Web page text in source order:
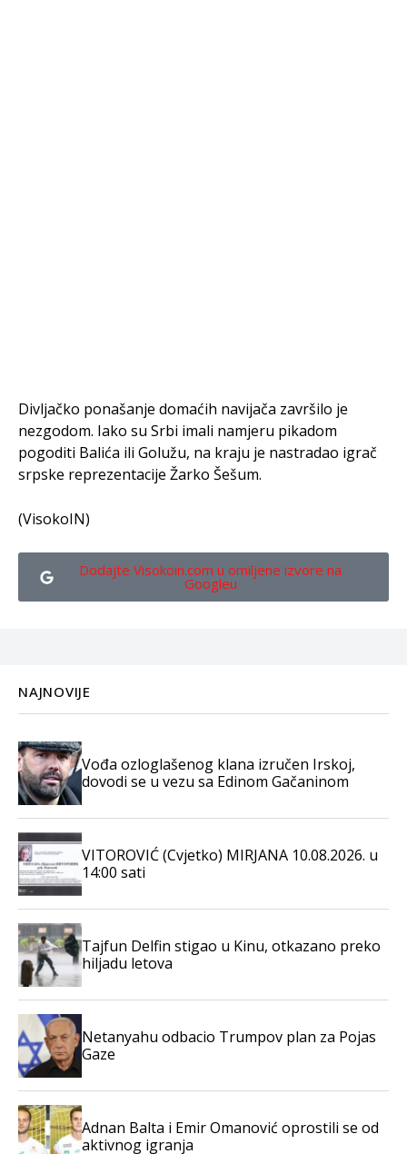
Divljačko ponašanje domaćih navijača završilo je
nezgodom. Iako su Srbi imali namjeru pikadom
pogoditi Balića ili Golužu, na kraju je nastradao igrač
srpske reprezentacije Žarko Šešum.
(VisokoIN)
Dodajte Visokoin.com u omiljene izvore na
Googleu
NAJNOVIJE
Vođa ozloglašenog klana izručen Irskoj,
dovodi se u vezu sa Edinom Gačaninom
VITOROVIĆ (Cvjetko) MIRJANA 10.08.2026. u
14:00 sati
Tajfun Delfin stigao u Kinu, otkazano preko
hiljadu letova
Netanyahu odbacio Trumpov plan za Pojas
Gaze
Adnan Balta i Emir Omanović oprostili se od
aktivnog igranja